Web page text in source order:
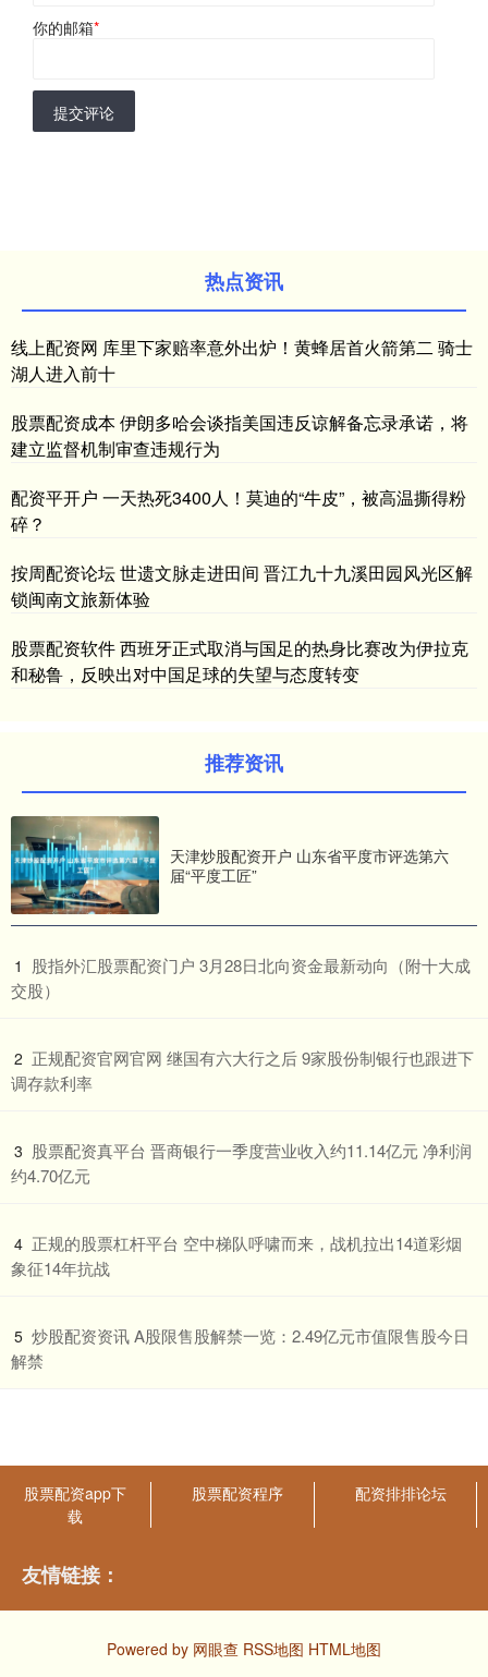
你的邮箱*
提交评论
热点资讯
线上配资网 库里下家赔率意外出炉！黄蜂居首火箭第二 骑士
湖人进入前十
股票配资成本 伊朗多哈会谈指美国违反谅解备忘录承诺，将
建立监督机制审查违规行为
配资平开户 一天热死3400人！莫迪的“牛皮”，被高温撕得粉
碎？
按周配资论坛 世遗文脉走进田间 晋江九十九溪田园风光区解
锁闽南文旅新体验
股票配资软件 西班牙正式取消与国足的热身比赛改为伊拉克
和秘鲁，反映出对中国足球的失望与态度转变
推荐资讯
天津炒股配资开户 山东省平度市评选第六
届“平度工匠”
1 ​股指外汇股票配资门户 3月28日北向资金最新动向（附十大成
交股）
2 ​正规配资官网官网 继国有六大行之后 9家股份制银行也跟进下
调存款利率
3 ​股票配资真平台 晋商银行一季度营业收入约11.14亿元 净利润
约4.70亿元
4 ​正规的股票杠杆平台 空中梯队呼啸而来，战机拉出14道彩烟
象征14年抗战
5 ​炒股配资资讯 A股限售股解禁一览：2.49亿元市值限售股今日
解禁
股票配资app下
载
股票配资程序 配资排排论坛
友情链接：
Powered by 网眼查 RSS地图 HTML地图